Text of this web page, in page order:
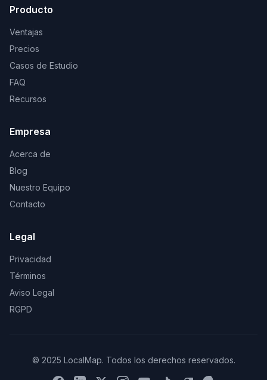
Producto
Ventajas
Precios
Casos de Estudio
FAQ
Recursos
Empresa
Acerca de
Blog
Nuestro Equipo
Contacto
Legal
Privacidad
Términos
Aviso Legal
RGPD
© 2025 LocalMap. Todos los derechos reservados.